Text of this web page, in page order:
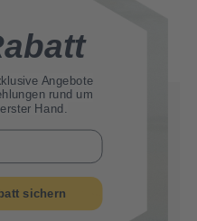
Angebote
rund um
Hand.
sichern